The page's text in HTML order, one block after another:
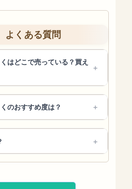
よくある質問
はどこで売っている？買え
のおすすめ度は？